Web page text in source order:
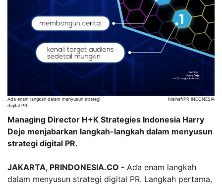
Ada enam langkah dalam menyusun strategi
digital PR.
Malhaf/PR INDONESIA
Managing Director H+K Strategies Indonesia Harry
Deje menjabarkan langkah-langkah dalam menyusun
strategi digital PR.
JAKARTA, PRINDONESIA.CO - Ada enam langkah
dalam menyusun strategi digital PR. Langkah pertama,